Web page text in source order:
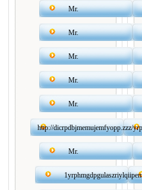
Mr.
Mr.
Mr.
Mr.
Mr.
http://dicrpdbjmemujemfyopp.zzz/
Mr.